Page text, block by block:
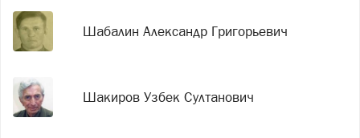
Шабалин Александр Григорьевич
Шакиров Узбек Султанович